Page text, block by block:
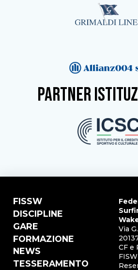
partner
FISSW
DISCIPLINE
GARE
FORMAZIONE
NEWS
TESSERAMENTO
Via
CF e